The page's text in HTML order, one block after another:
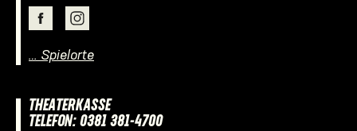
… Spielorte
THEATERKASSE
TELEFON: 0381 381-4700